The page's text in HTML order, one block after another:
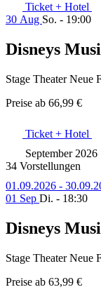
Ticket + Hotel
30 Aug So. - 19:00
Disneys
Stage Theater Neue
Preise ab 66,99 €
Ticket + Hotel
September 2026
34 Vorstellungen
01.09.2026 -
01 Sep Di. - 18:30
Disneys
Stage Theater Neue
Preise ab 63,99 €